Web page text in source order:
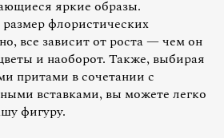
яркие образы.
флористических
все зависит от роста — чем он
и наоборот. Также, выбирая
притами в сочетании с
вставками, вы можете легко
фигуру.